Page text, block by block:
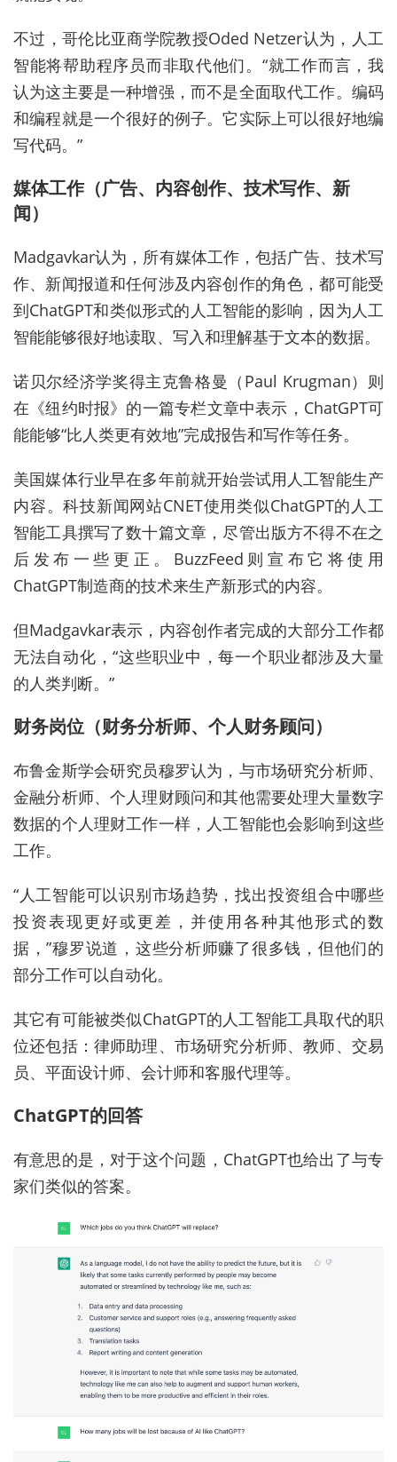
不过，哥伦比亚商学院教授Oded Netzer认为，人工
智能将帮助程序员而非取代他们。“就工作而言，我
认为这主要是一种增强，而不是全面取代工作。编码
和编程就是一个很好的例子。它实际上可以很好地编
写代码。”
媒体工作（广告、内容创作、技术写作、新
闻）
Madgavkar认为，所有媒体工作，包括广告、技术写
作、新闻报道和任何涉及内容创作的角色，都可能受
到ChatGPT和类似形式的人工智能的影响，因为人工
智能能够很好地读取、写入和理解基于文本的数据。
诺贝尔经济学奖得主克鲁格曼（Paul Krugman）则
在《纽约时报》的一篇专栏文章中表示，ChatGPT可
能能够“比人类更有效地”完成报告和写作等任务。
美国媒体行业早在多年前就开始尝试用人工智能生产
内容。科技新闻网站CNET使用类似ChatGPT的人工
智能工具撰写了数十篇文章，尽管出版方不得不在之
后发布一些更正。BuzzFeed则宣布它将使用
ChatGPT制造商的技术来生产新形式的内容。
但Madgavkar表示，内容创作者完成的大部分工作都
无法自动化，“这些职业中，每一个职业都涉及大量
的人类判断。”
财务岗位（财务分析师、个人财务顾问）
布鲁金斯学会研究员穆罗认为，与市场研究分析师、
金融分析师、个人理财顾问和其他需要处理大量数字
数据的个人理财工作一样，人工智能也会影响到这些
工作。
“人工智能可以识别市场趋势，找出投资组合中哪些
投资表现更好或更差，并使用各种其他形式的数
据，”穆罗说道，这些分析师赚了很多钱，但他们的
部分工作可以自动化。
其它有可能被类似ChatGPT的人工智能工具取代的职
位还包括：律师助理、市场研究分析师、教师、交易
员、平面设计师、会计师和客服代理等。
ChatGPT的回答
有意思的是，对于这个问题，ChatGPT也给出了与专
家们类似的答案。